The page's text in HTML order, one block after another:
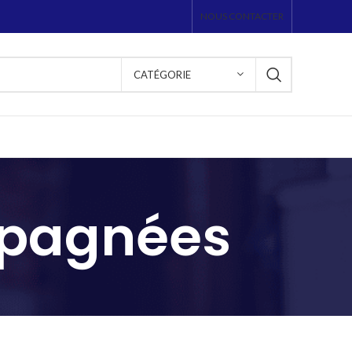
NOUS CONTACTER
CATÉGORIE